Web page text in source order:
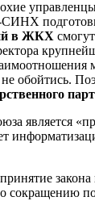
в ЖКХ
обойтись.
является